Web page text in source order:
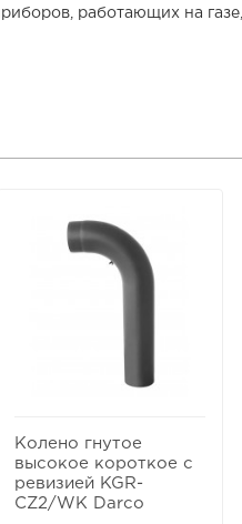
работающих на
Колено гнутое
высокое короткое с
ревизией KGR-
CZ2/WK Darco